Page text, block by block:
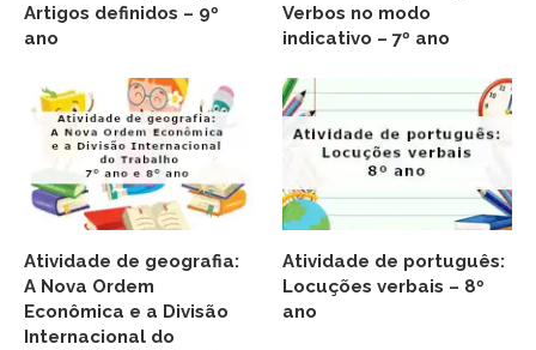
Artigos definidos – 9º
ano
Verbos no modo
indicativo – 7º ano
Atividade de geografia:
A Nova Ordem
Econômica e a Divisão
Internacional do
Atividade de português:
Locuções verbais – 8º
ano